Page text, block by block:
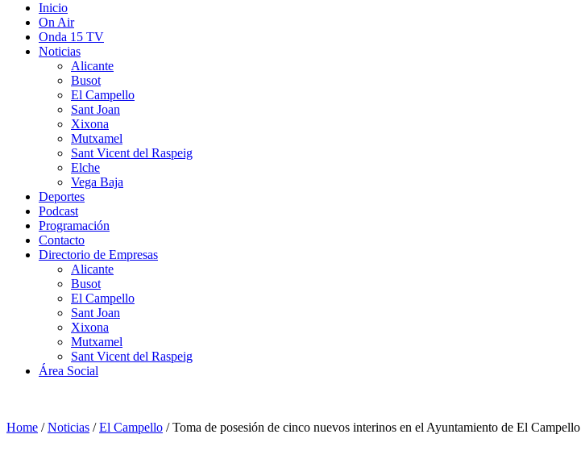
Inicio
On Air
Onda 15 TV
Noticias
Alicante
Busot
El Campello
Sant Joan
Xixona
Mutxamel
Sant Vicent del Raspeig
Elche
Vega Baja
Deportes
Podcast
Programación
Contacto
Directorio de Empresas
Alicante
Busot
El Campello
Sant Joan
Xixona
Mutxamel
Sant Vicent del Raspeig
Área Social
Home /Noticias /El Campello /Toma de posesión de cinco nuevos interinos en el Ayuntamiento de El Campello